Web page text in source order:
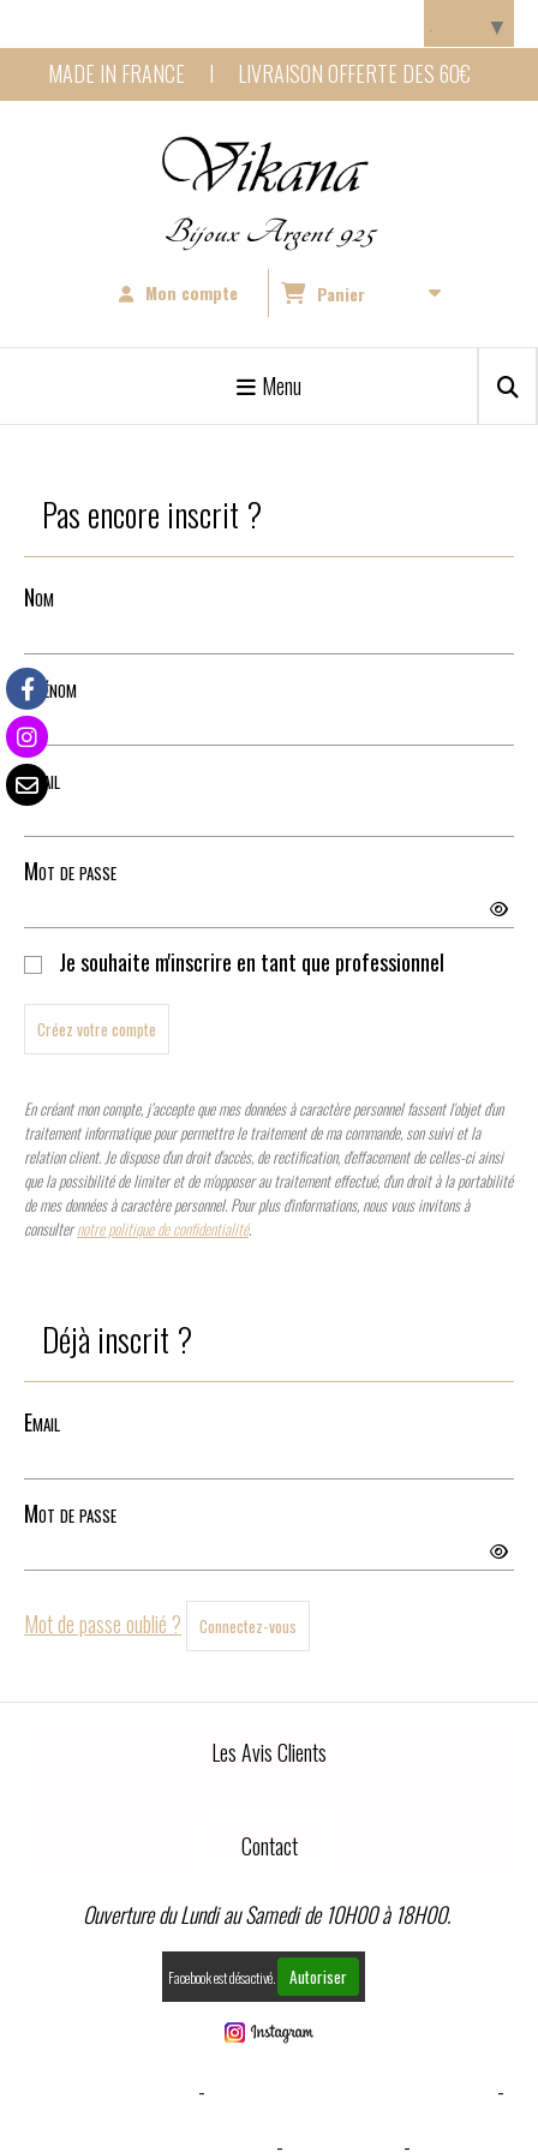
MADE IN FRANCE I LIVRAISON OFFERTE DES 60€
Bijoux Argent 925
Mon compte Panier
Menu
Pas encore inscrit ?
Nom
Prénom
Email
Mot de passe
Je souhaite m'inscrire en tant que professionnel
Créez votre compte
En créant mon compte, j’accepte que mes données à caractère personnel fassent l'objet d'un
traitement informatique pour permettre le traitement de ma commande, son suivi et la
relation client. Je dispose d'un droit d'accès, de rectification, d'effacement de celles-ci ainsi
que la possibilité de limiter et de m'opposer au traitement effectué, d'un droit à la portabilité
de mes données à caractère personnel. Pour plus d'informations, nous vous invitons à
consulternotre politique de confidentialité.
Déjà inscrit ?
Email
Mot de passe
Mot de passe oublié ? Connectez-vous
Les Avis Clients
Contact
Ouverture du Lundi au Samedi de 10H00 à 18H00.
Facebook est désactivé. Autoriser
▼